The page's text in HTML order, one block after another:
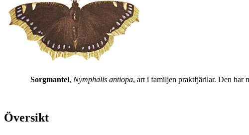
Sorgmantel, Nymphalis antiopa, art i familjen praktfjärilar. Den har
Översikt